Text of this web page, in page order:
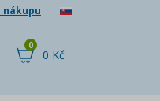
nákupu
0 Kč
0